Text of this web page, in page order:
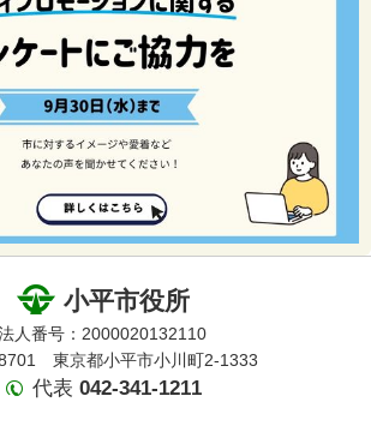
小平市役所
人番号：2000020132110
東京都小平市小川町2-1333
代表 042-341-1211